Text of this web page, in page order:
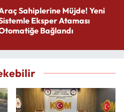
Sahiplerine Müjde! Yeni
Eksper Ataması
Bağlandı